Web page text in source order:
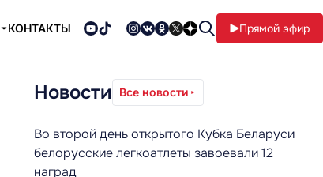
КОНТАКТЫ Прямой эфир
Новости Все новости
Во второй день открытого Кубка Беларуси
белорусские легкоатлеты завоевали 12
наград